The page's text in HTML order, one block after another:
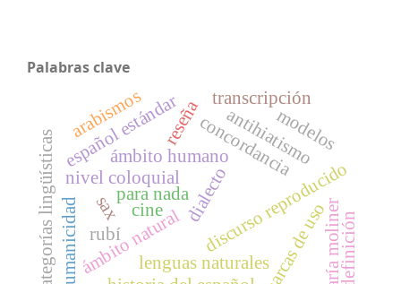
Palabras clave
discurso reproducido
dialecto
concordancia
para nada
nivel coloquial
marcas de uso
lenguas naturales
ámbito natural
ámbito humano
categorías lingüísticashumanicidad
español estándar
maría molinerindefinición
arabismos reseña antihiatismo
modelos
transcripción
cine
sax
rubí